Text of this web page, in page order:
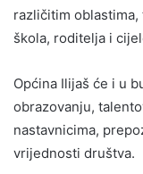
različitim
škola, roditelja i
Općina Ilijaš će i u
obrazovanju,
nastavnicima,
vrijednosti društva.